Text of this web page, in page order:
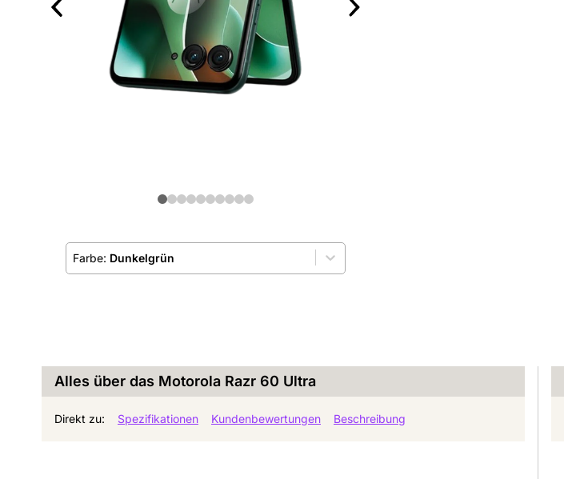
Farbe: Dunkelgrün
Alles über das Motorola Razr 60 Ultra
Direkt zu: Spezifikationen Kundenbewertungen Beschreibung